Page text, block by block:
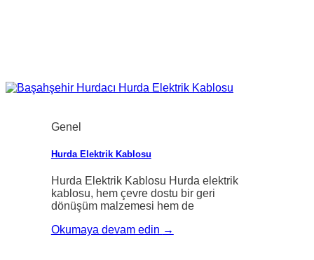
Genel
Hurda Elektrik Kablosu
Hurda Elektrik Kablosu Hurda elektrik
kablosu, hem çevre dostu bir geri
dönüşüm malzemesi hem de
Okumaya devam edin →